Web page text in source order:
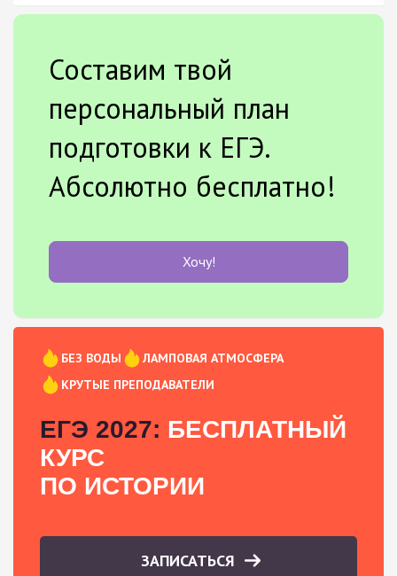
Составим твой
персональный план
подготовки к ЕГЭ.
Абсолютно бесплатно!
Хочу!
БЕЗ ВОДЫ
ЛАМПОВАЯ АТМОСФЕРА
КРУТЫЕ ПРЕПОДАВАТЕЛИ
ЕГЭ 2027: БЕСПЛАТНЫЙ
КУРС
ПО ИСТОРИИ
ЗАПИСАТЬСЯ